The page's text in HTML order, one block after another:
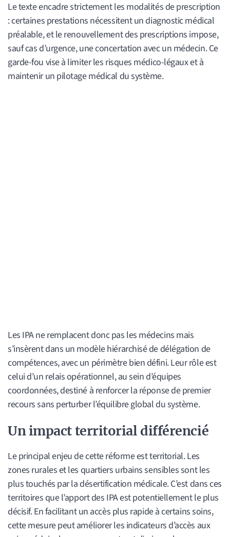
Le texte encadre strictement les modalités de prescription
: certaines prestations nécessitent un diagnostic médical
préalable, et le renouvellement des prescriptions impose,
sauf cas d’urgence, une concertation avec un médecin. Ce
garde-fou vise à limiter les risques médico-légaux et à
maintenir un pilotage médical du système.
Les IPA ne remplacent donc pas les médecins mais
s’insèrent dans un modèle hiérarchisé de délégation de
compétences, avec un périmètre bien défini. Leur rôle est
celui d’un relais opérationnel, au sein d’équipes
coordonnées, destiné à renforcer la réponse de premier
recours sans perturber l’équilibre global du système.
Un impact territorial différencié
Le principal enjeu de cette réforme est territorial. Les
zones rurales et les quartiers urbains sensibles sont les
plus touchés par la désertification médicale. C’est dans ces
territoires que l’apport des IPA est potentiellement le plus
décisif. En facilitant un accès plus rapide à certains soins,
cette mesure peut améliorer les indicateurs d’accès aux